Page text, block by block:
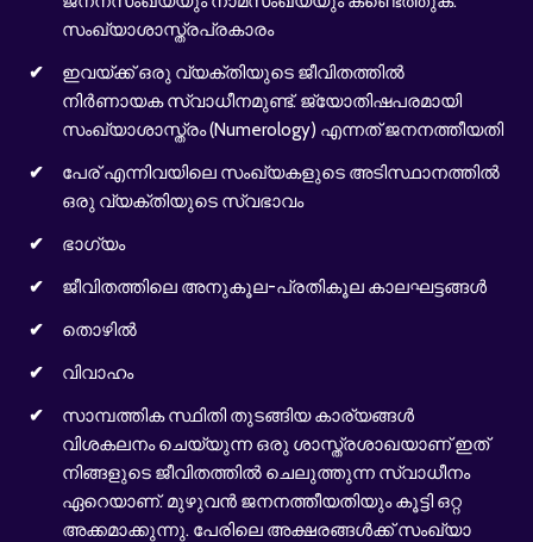
സംഖ്യാശാസ്ത്രപ്രകാരം
ഇവയ്ക്ക് ഒരു വ്യക്തിയുടെ ജീവിതത്തില്‍
നിര്‍ണായക സ്വാധീനമുണ്ട്. ജ്യോതിഷപരമായി
സംഖ്യാശാസ്ത്രം (Numerology) എന്നത് ജനനത്തീയതി
പേര് എന്നിവയിലെ സംഖ്യകളുടെ അടിസ്ഥാനത്തിൽ
ഒരു വ്യക്തിയുടെ സ്വഭാവം
ഭാഗ്യം
ജീവിതത്തിലെ അനുകൂല-പ്രതികൂല കാലഘട്ടങ്ങൾ
തൊഴിൽ
വിവാഹം
സാമ്പത്തിക സ്ഥിതി തുടങ്ങിയ കാര്യങ്ങൾ
വിശകലനം ചെയ്യുന്ന ഒരു ശാസ്ത്രശാഖയാണ് ഇത്
നിങ്ങളുടെ ജീവിതത്തിൽ ചെലുത്തുന്ന സ്വാധീനം
ഏറെയാണ്. മുഴുവൻ ജനനത്തീയതിയും കൂട്ടി ഒറ്റ
അക്കമാക്കുന്നു. പേരിലെ അക്ഷരങ്ങൾക്ക് സംഖ്യാ